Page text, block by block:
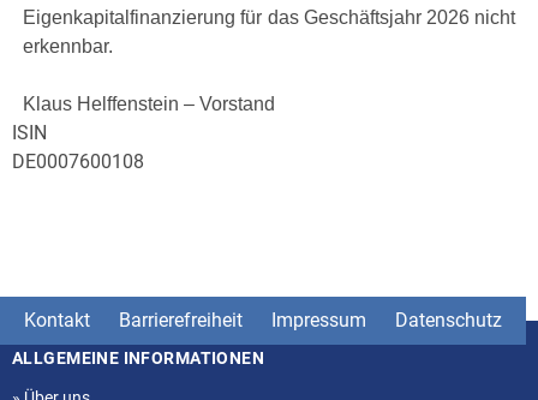
Eigenkapitalfinanzierung für das Geschäftsjahr 2026 nicht
erkennbar.
Klaus Helffenstein – Vorstand
ISIN
DE0007600108
Kontakt Barrierefreiheit Impressum Datenschutz
Seitenstruktur
ALLGEMEINE INFORMATIONEN